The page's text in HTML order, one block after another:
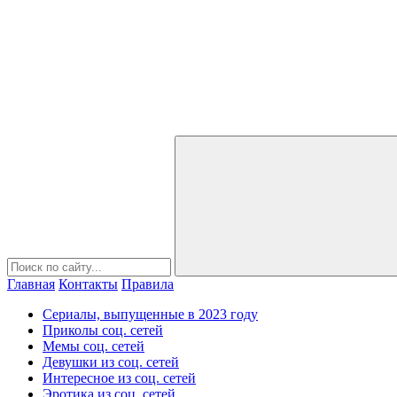
Главная Контакты Правила
Сериалы, выпущенные в 2023 году
Приколы соц. сетей
Мемы соц. сетей
Девушки из соц. сетей
Интересное из соц. сетей
Эротика из соц. сетей